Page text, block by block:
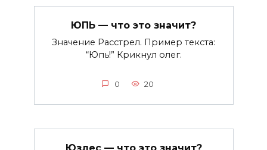
ЮПЬ — что это значит?
Значение Расстрел. Пример текста:
“Юпь!” Крикнул олег.
0 20
Юзлес — что это значит?